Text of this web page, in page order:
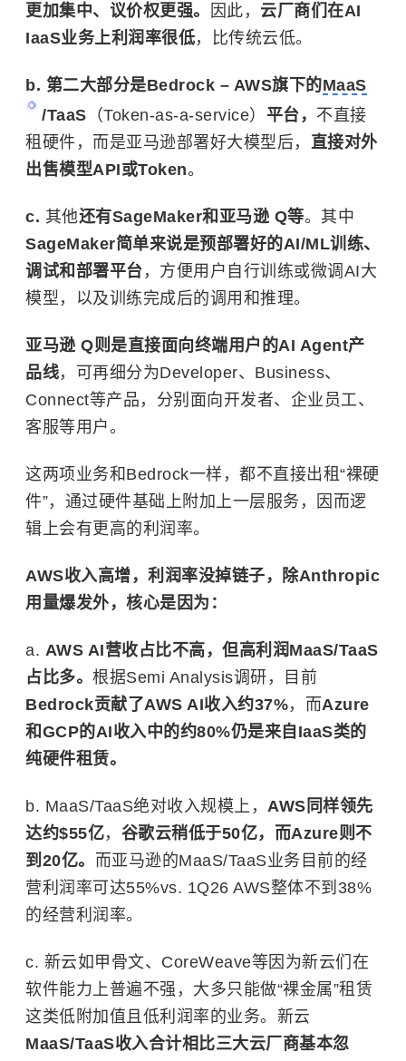
更加集中、议价权更强。
因此， 云厂商们在AI
IaaS业务上利润率很低，比传统云低。
b. 第二大部分是Bedrock – AWS旗下的MaaS
/TaaS （Token-as-a-service） 平台， 不直接
租硬件，而是亚马逊部署好大模型后， 直接对外
出售模型API或Token。
c. 其他还有SageMaker和亚马逊 Q等。其中
SageMaker简单来说是预部署好的AI/ML训练、
调试和部署平台 ，方便用户自行训练或微调AI大
模型，以及训练完成后的调用和推理。
亚马逊 Q则是直接面向终端用户的AI Agent产
品线，可再细分为Developer、Business、
Connect等产品，分别面向开发者、企业员工、
客服等用户。
这两项业务和Bedrock一样，都不直接出租“裸硬
件”，通过硬件基础上附加上一层服务，因而逻
辑上会有更高的利润率。
AWS收入高增，利润率没掉链子，除Anthropic
用量爆发外，核心是因为：
a. AWS AI营收占比不高，但高利润MaaS/TaaS
占比多。 根据Semi Analysis调研，目前
Bedrock贡献了AWS AI收入约37%，而Azure
和GCP的AI收入中的约80%仍是来自IaaS类的
纯硬件租赁。
b. MaaS/TaaS绝对收入规模上， AWS同样领先
达约$55亿， 谷歌云稍低于50亿，而Azure则不
到20亿。 而亚马逊的MaaS/TaaS业务目前的经
营利润率可达55%vs. 1Q26 AWS整体不到38%
的经营利润率。
c. 新云如 甲骨文、CoreWeave等因为新云们在
软件能力上普遍不强，大多只能做“裸金属”租赁
这类低附加值且低利润率的业务。新云
MaaS/TaaS收入合计相比三大云厂商基本忽